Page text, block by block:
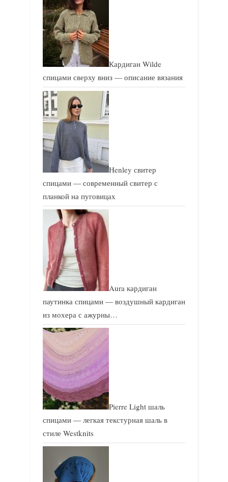
Кардиган Wilde
спицами сверху вниз — описание вязания
Henley свитер
спицами — современный свитер с
планкой на пуговицах
Aura кардиган
паутинка спицами — воздушный кардиган
из мохера с ажурны…
Pierre Light шаль
спицами — легкая текстурная шаль в
стиле Westknits